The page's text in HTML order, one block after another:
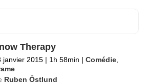
Therapy
janvier 2015 | 1h 58min | Comédie
Ruben Östlund